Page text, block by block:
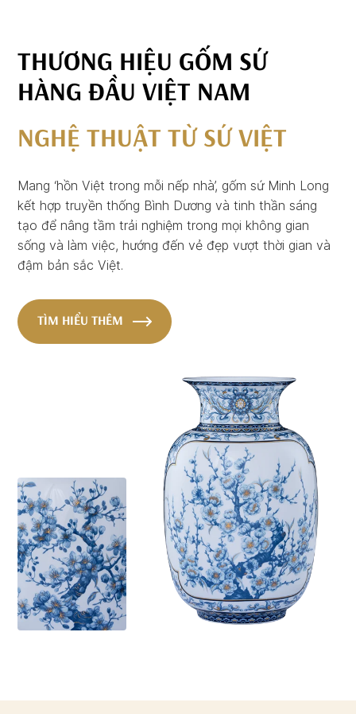
THƯƠNG HIỆU GỐM SỨ
HÀNG ĐẦU VIỆT NAM
NGHỆ THUẬT TỪ SỨ VIỆT
Mang ‘hồn Việt trong mỗi nếp nhà’, gốm sứ Minh Long
kết hợp truyền thống Bình Dương và tinh thần sáng
tạo để nâng tầm trải nghiệm trong mọi không gian
sống và làm việc, hướng đến vẻ đẹp vượt thời gian và
đậm bản sắc Việt.
TÌM HIỂU THÊM